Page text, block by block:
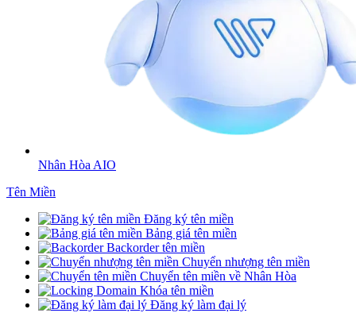
Nhân Hòa AIO
Tên Miền
Đăng ký tên miền
Bảng giá tên miền
Backorder tên miền
Chuyển nhượng tên miền
Chuyển tên miền về Nhân Hòa
Khóa tên miền
Đăng ký làm đại lý